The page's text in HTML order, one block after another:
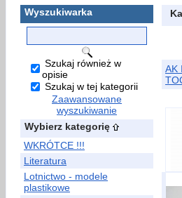
Wyszukiwarka
Szukaj również w
opisie
Szukaj w tej kategorii
Zaawansowane
wyszukiwanie
Wybierz kategorię
WKRÓTCE !!!
Literatura
Lotnictwo - modele
plastikowe
AK